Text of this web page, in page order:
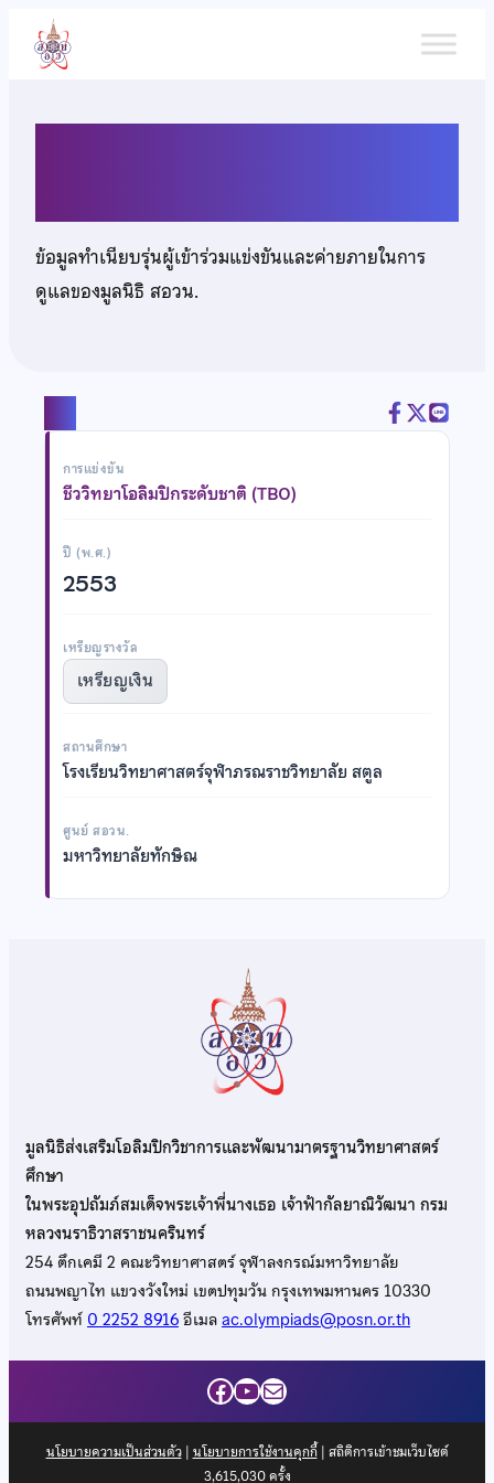
เนื้อหา
ข้อมูลทำเนียบรุ่นผู้เข้าร่วมแข่งขันและค่ายภายในการ
ดูแลของมูลนิธิ สอวน.
การแข่งขัน
ชีววิทยาโอลิมปิกระดับชาติ (TBO)
ปี (พ.ศ.)
2553
เหรียญรางวัล
เหรียญเงิน
สถานศึกษา
โรงเรียนวิทยาศาสตร์จุฬาภรณราชวิทยาลัย สตูล
ศูนย์ สอวน.
มหาวิทยาลัยทักษิณ
มูลนิธิส่งเสริมโอลิมปิกวิชาการและพัฒนามาตรฐานวิทยาศาสตร์
ศึกษา
ในพระอุปถัมภ์สมเด็จพระเจ้าพี่นางเธอ เจ้าฟ้ากัลยาณิวัฒนา กรม
หลวงนราธิวาสราชนครินทร์
254 ตึกเคมี 2 คณะวิทยาศาสตร์ จุฬาลงกรณ์มหาวิทยาลัย
ถนนพญาไท แขวงวังใหม่ เขตปทุมวัน กรุงเทพมหานคร 10330
โทรศัพท์0 2252 8916อีเมลac.olympiads@posn.or.th
Facebook
YouTube
Mail
นโยบายความเป็นส่วนตัว| นโยบายการใช้งานคุกกี้| สถิติการเข้าชมเว็บไซต์
3,615,030ครั้ง